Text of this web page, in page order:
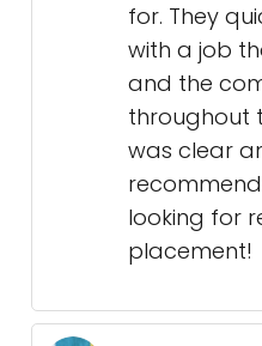
for. They
with a job
and the
throughout
was clear
looking for
placement!